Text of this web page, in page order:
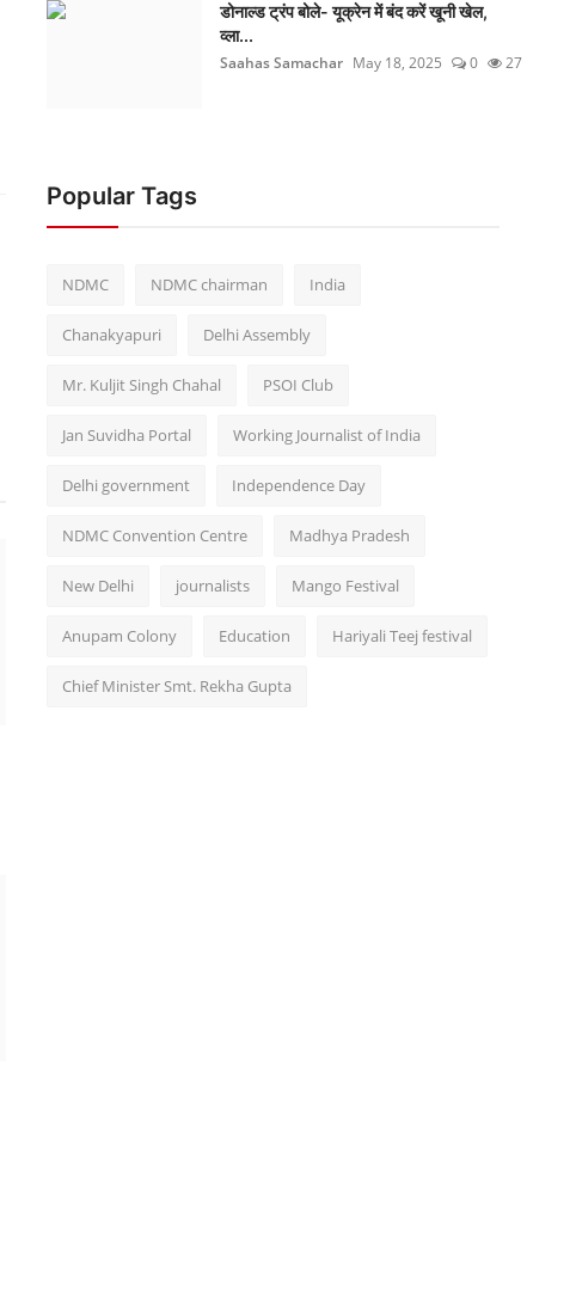
डोनाल्ड ट्रंप बोले- यूक्रेन में बंद करें खूनी खेल,
व्ला...
Saahas Samachar May 18, 2025 0 27
Popular Tags
NDMC NDMC chairman India
Chanakyapuri Delhi Assembly
Mr. Kuljit Singh Chahal PSOI Club
Jan Suvidha Portal Working Journalist of India
Delhi government Independence Day
NDMC Convention Centre Madhya Pradesh
New Delhi journalists Mango Festival
Anupam Colony Education Hariyali Teej festival
Chief Minister Smt. Rekha Gupta